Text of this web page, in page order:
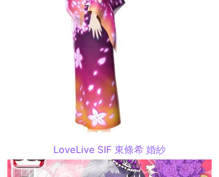
LoveLive SIF 東條希 婚紗